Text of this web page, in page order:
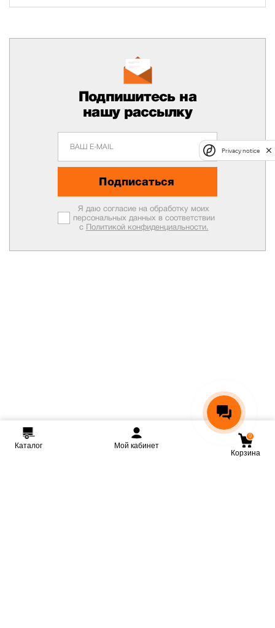
Подпишитесь на
нашу рассылку
Подписаться
Я даю согласие на обработку моих
персональных данных в соответствии
с Политикой конфиденциальности.
Каталог Мой кабинет
0
Корзина
Privacy notice